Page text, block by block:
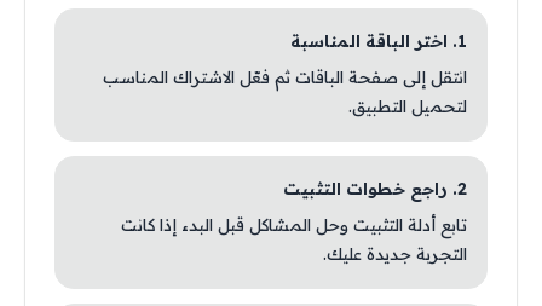
1. اختر الباقة المناسبة
انتقل إلى صفحة الباقات ثم فعّل الاشتراك المناسب
لتحميل التطبيق.
2. راجع خطوات التثبيت
تابع أدلة التثبيت وحل المشاكل قبل البدء إذا كانت
التجربة جديدة عليك.